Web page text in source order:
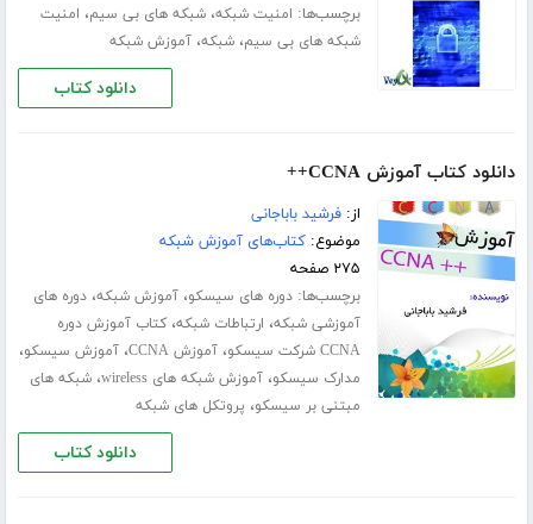
برچسب‌ها: امنیت شبکه،شبکه های بی سیم، امنیت
شبکه های بی سیم،شبکه،آموزش شبکه
دانلود کتاب
دانلود کتاب آموزش CCNA++
از:فرشید باباجانی
موضوع:کتاب‌های آموزش شبکه
۲۷۵ صفحه
برچسب‌ها:دوره های سیسکو،آموزش شبکه،دوره های
آموزشی شبکه، ارتباطات شبکه،کتاب آموزش دوره
CCNA شرکت سیسکو
،آموزش CCNA ،آموزش سیسکو،
مدارک سیسکو،آموزش شبکه های wireless ،شبکه های
مبتنی بر سیسکو، پروتکل های شبکه
دانلود کتاب